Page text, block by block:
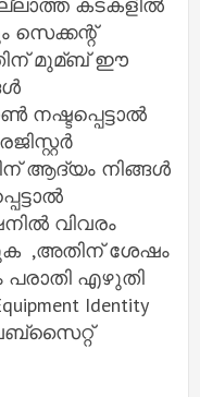
സെക്കന്റ്
മുമ്ബ് ഈ
ആദ്യം നിങ്ങൾ
വിവരം
,അതിന് ശേഷം
എഴുതി
Identity